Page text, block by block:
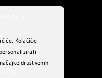
Kolačiće
društvenih